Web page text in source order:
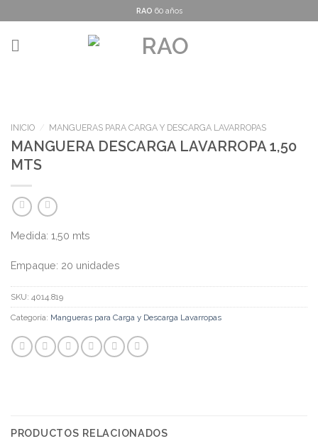
to
content
RAO 60 años
INICIO / MANGUERAS PARA CARGA Y DESCARGA LAVARROPAS
MANGUERA DESCARGA LAVARROPA 1,50
MTS
Medida: 1,50 mts
Empaque: 20 unidades
SKU: 4014.819
Categoría: Mangueras para Carga y Descarga Lavarropas
PRODUCTOS RELACIONADOS